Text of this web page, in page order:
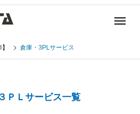
倉庫・3PLサービス
ＰＬサービス一覧